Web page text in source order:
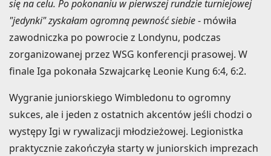
się na celu. Po pokonaniu w pierwszej rundzie turniejowej
"jedynki" zyskałam ogromną pewność siebie- mówiła
zawodniczka po powrocie z Londynu, podczas
zorganizowanej przez WSG konferencji prasowej. W
finale Iga pokonała Szwajcarkę Leonie Kung 6:4, 6:2.
Wygranie juniorskiego Wimbledonu to ogromny
sukces, ale i jeden z ostatnich akcentów jeśli chodzi o
występy Igi w rywalizacji młodzieżowej. Legionistka
praktycznie zakończyła starty w juniorskich imprezach